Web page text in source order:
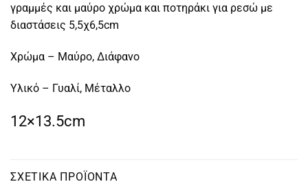
γραμμές και μαύρο χρώμα και ποτηράκι για ρεσώ με
διαστάσεις 5,5χ6,5cm
Χρώμα – Μαύρο, Διάφανο
Υλικό – Γυαλί, Μέταλλο
12×13.5cm
ΣΧΕΤΙΚΆ ΠΡΟΪΌΝΤΑ